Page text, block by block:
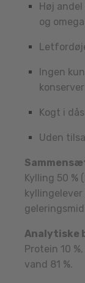
Høj
og
Ingen
Kogt i
Uden
Kylling 50 %
kyllingelever
Analytiske
Protein 10
vand 81 %.